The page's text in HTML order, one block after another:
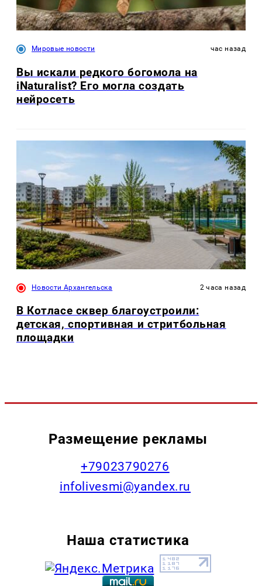
Мировые новости час назад
Вы искали редкого богомола на
iNaturalist? Его могла создать
нейросеть
Новости Архангельска 2 часа назад
В Котласе сквер благоустроили:
детская, спортивная и стритбольная
площадки
Размещение рекламы
+79023790276
infolivesmi@yandex.ru
Наша статистика